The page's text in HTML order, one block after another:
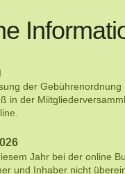
der Gebührenordnung
in der
6
Jahr bei der online
und Inhaber nicht